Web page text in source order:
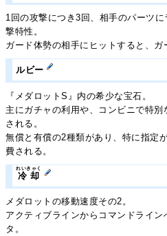
1回の攻撃につき3回、相手のパーツ
撃特性。
ガード体勢の相手にヒットすると、ガ
ルビー
『メダロットS』内の希少な宝石。
主にガチャの利用や、コンビニで特
される。
無償と有償の2種類があり、特に指定
費される。
冷却
れいきゃく
メダロットの移動速度その2。
アクティブラインからコマンドライ
タ。